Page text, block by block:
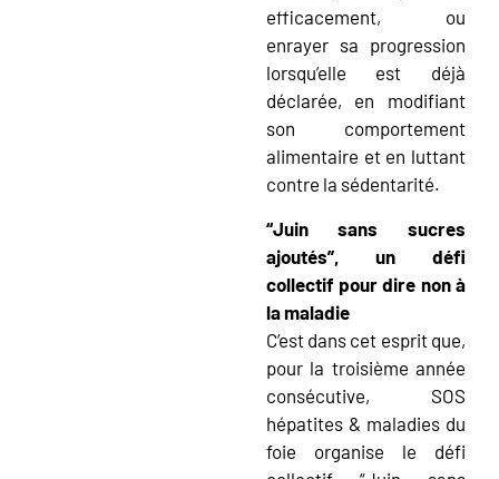
efficacement, ou
enrayer sa progression
lorsqu’elle est déjà
déclarée, en modifiant
son comportement
alimentaire et en luttant
contre la sédentarité.
“Juin sans sucres
ajoutés”, un défi
collectif pour dire non à
la maladie
C’est dans cet esprit que,
pour la troisième année
consécutive, SOS
hépatites & maladies du
foie organise le défi